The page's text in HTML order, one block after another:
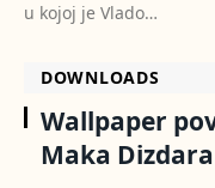
u kojoj je Vlado…
DOWNLOADS
Wallpaper
Maka Dizdara